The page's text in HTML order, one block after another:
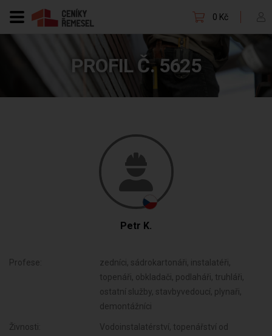
0 Kč
PROFIL Č. 5625
Petr K.
Profese:
zedníci, sádrokartonáři, instalatéři,
topenáři, obkladači, podlaháři, truhláři,
ostatní služby, stavbyvedoucí, plynaři,
demontážníci
Živnosti:
Vodoinstalatérství, topenářství od